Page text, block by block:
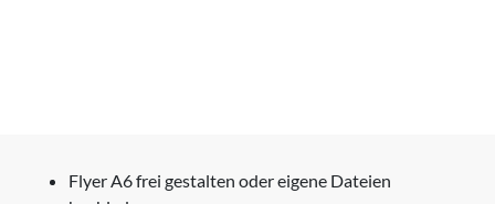
Flyer A6 frei gestalten oder eigene Dateien